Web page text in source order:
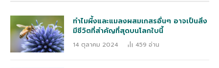
ทำไมผึ้งและแมลงผสมเกสรอื่นๆ อาจเป็นสิ่ง
มีชีวิตที่สำคัญที่สุดบนโลกใบนี้
14 ตุลาคม 2024 459 อ่าน